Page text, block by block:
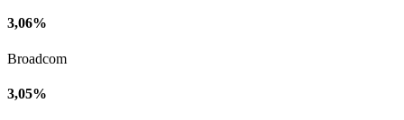
3,06%
Broadcom
3,05%